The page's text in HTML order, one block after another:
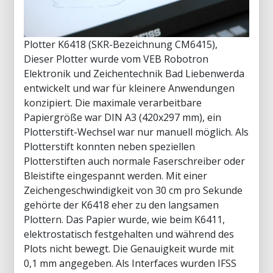
Plotter K6418 (SKR-Bezeichnung CM6415),
Dieser Plotter wurde vom VEB Robotron
Elektronik und Zeichentechnik Bad Liebenwerda
entwickelt und war für kleinere Anwendungen
konzipiert. Die maximale verarbeitbare
Papiergröße war DIN A3 (420x297 mm), ein
Plotterstift-Wechsel war nur manuell möglich. Als
Plotterstift konnten neben speziellen
Plotterstiften auch normale Faserschreiber oder
Bleistifte eingespannt werden. Mit einer
Zeichengeschwindigkeit von 30 cm pro Sekunde
gehörte der K6418 eher zu den langsamen
Plottern. Das Papier wurde, wie beim K6411,
elektrostatisch festgehalten und während des
Plots nicht bewegt. Die Genauigkeit wurde mit
0,1 mm angegeben. Als Interfaces wurden IFSS